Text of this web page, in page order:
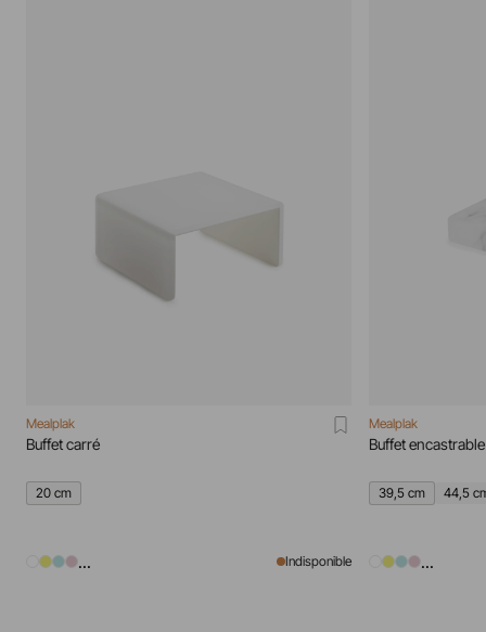
Mealplak
Buffet carré
20 cm
... Indisponible
Mealplak
Buffet encastrable
39,5 cm 44,5
...